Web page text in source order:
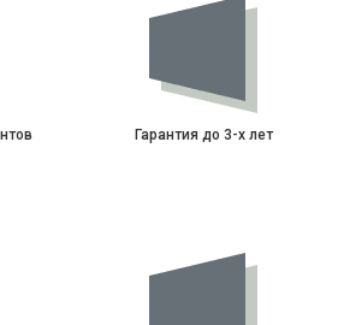
Гарантия до 3-х лет